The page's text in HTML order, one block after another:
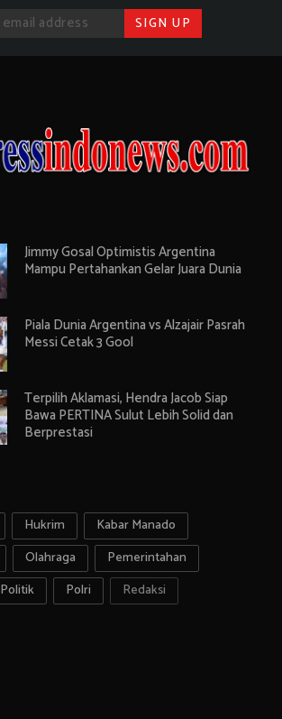
Jimmy Gosal Optimistis Argentina
Mampu Pertahankan Gelar Juara Dunia
Piala Dunia Argentina vs Alzajair Pasrah
Messi Cetak 3 Gool
Terpilih Aklamasi, Hendra Jacob Siap
Bawa PERTINA Sulut Lebih Solid dan
Berprestasi
Hukrim
Kabar Manado
Olahraga
Pemerintahan
Politik Polri Redaksi